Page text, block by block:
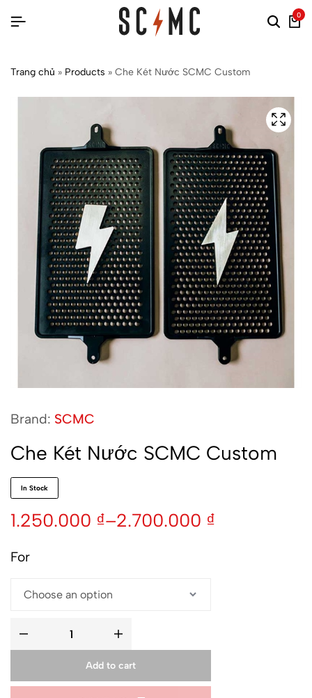
0
Trang chủ » Products » Che Két Nước SCMC Custom
Brand: SCMC
Che Két Nước SCMC Custom
In Stock
1.250.000 ₫–2.700.000 ₫
For
Add to cart